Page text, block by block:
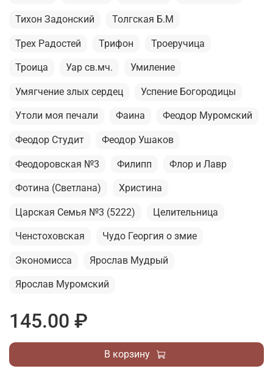
Тихон Задонский Толгская Б.М
Трех Радостей Трифон Троеручица
Троица Уар св.мч. Умиление
Умягчение злых сердец Успение Богородицы
Утоли моя печали Фаина Феодор Муромский
Феодор Студит Феодор Ушаков
Феодоровская №3 Филипп Флор и Лавр
Фотина (Светлана) Христина
Царская Семья №3 (5222) Целительница
Ченстоховская Чудо Георгия о змие
Экономисса Ярослав Мудрый
Ярослав Муромский
145.00 ₽
В корзину